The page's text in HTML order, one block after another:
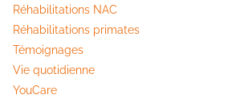
Réhabilitations NAC
Réhabilitations primates
Témoignages
Vie quotidienne
YouCare